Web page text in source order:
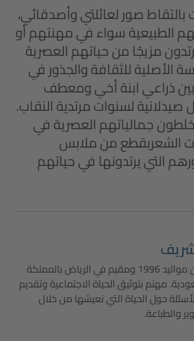
صور لعائلتي وأصدقائي،
الطبيعية سواء في مهنتهم أو
مزيجًا من حياتهم العصرية
الأصلية للثقافة والجذور في
بين ذراعي ابنة أخي ومعطف
صيدلانية لسنوات مرتدية النقاب.
جمالياتهم العصرية في
الشعربقطع من ملابس
التي يرتدونها في حياتهم
مصور وفنان مواليد 1996 ومقيم في الرياض بالمملكة
مهتم بتوثيق الحياة الاجتماعية وتقديم
حول الحياة التي نعيشها من خلال
والطباعة.